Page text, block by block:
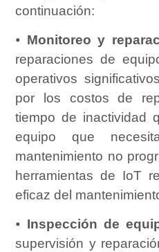
continuación:
⦁ Monitoreo y
reparaciones de
operativos
por los costos de
tiempo de inactividad
equipo que
mantenimiento no
herramientas de IoT
eficaz del
⦁ Inspección de
supervisión y